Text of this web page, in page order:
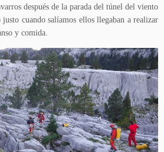
después de la parada del túnel del viento
cuando salíamos ellos llegaban a realizar
y comida.